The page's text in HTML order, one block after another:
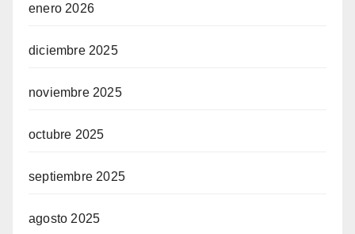
enero 2026
diciembre 2025
noviembre 2025
octubre 2025
septiembre 2025
agosto 2025